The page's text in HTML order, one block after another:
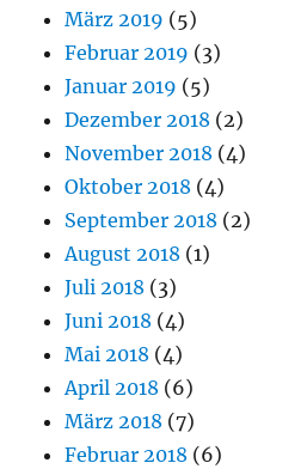
März 2019 (5)
Februar 2019 (3)
Januar 2019 (5)
Dezember 2018 (2)
November 2018 (4)
Oktober 2018 (4)
September 2018 (2)
August 2018 (1)
Juli 2018 (3)
Juni 2018 (4)
Mai 2018 (4)
April 2018 (6)
März 2018 (7)
Februar 2018 (6)